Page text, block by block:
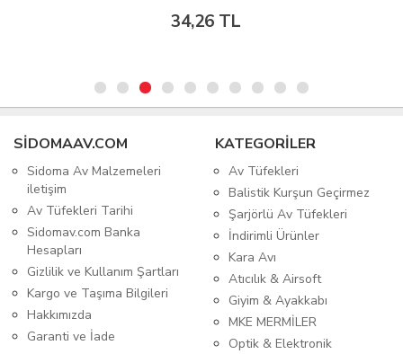
34,26 TL
SIDOMAAV.COM
Sidoma Av Malzemeleri
iletişim
Av Tüfekleri Tarihi
Sidomav.com Banka
Hesapları
Gizlilik ve Kullanım Şartları
Kargo ve Taşıma Bilgileri
Hakkımızda
Garanti ve İade
KATEGORİLER
Av Tüfekleri
Balistik Kurşun Geçirmez
Şarjörlü Av Tüfekleri
İndirimli Ürünler
Kara Avı
Atıcılık & Airsoft
Giyim & Ayakkabı
MKE MERMİLER
Optik & Elektronik